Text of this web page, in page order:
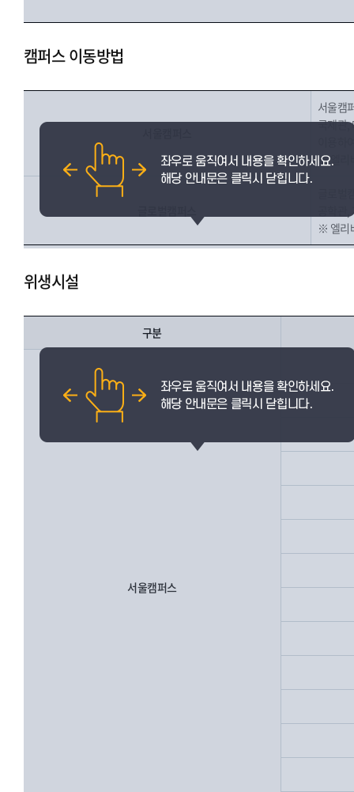
캠퍼스 이동방법
서울캠
국제관,
※ 엘리
공학
※ 엘리
위생시설
구분
서울캠퍼스